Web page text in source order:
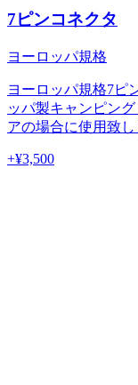
7ピンコネクタ
ヨーロッパ規格
ヨーロッパ規格7ピ
ッパ製キャンピン
アの場合に使用致し
+¥3,500